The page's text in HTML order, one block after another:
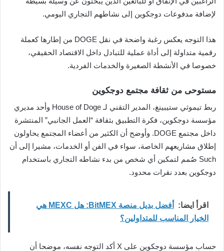
لإضافة مدفوعات دوجكوين إلى نشاطهم التجاري اليومي.
هذا التوجه يعكس رغبة واضحة في نقل DOGE من إطارها كعملة
رقمية متداولة إلى أداة عملية للتبادل داخل الاقتصاد الحقيقي،
خصوصا في الأنشطة الصغيرة والخدمات الفردية.
مستوحى من ثقافة مجتمع دوجكوين
ربط تيموثي ستيبينغ، المدير التقني لـ House of Doge وأحد مديري
مؤسسة دوجكوين، فكرة التطبيق بثقافة “العمل الجانبي” المنتشرة
داخل مجتمع DOGE. وأوضح أن الكثير من أعضاء المجتمع يحاولون
إطلاق مشاريعهم الخاصة، سواء في الفن أو الخدمات، مشيرا إلى أن
Such صُمم لتمكين أي شخص من بدء نشاطه التجاري باستخدام
دوجكوين بعدد نقرات محدود.
اقرأ ايضا:
أفضل بديل منصة BitMEX: هل MEXC هي
الخيار المناسب للمتداولين؟
حساب مؤسسة دوجكوين على X أكد التوجه نفسه، موضحا أن